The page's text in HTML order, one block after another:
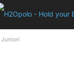
Juniori